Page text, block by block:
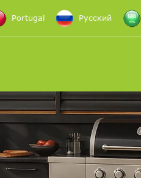
Portugal Русский